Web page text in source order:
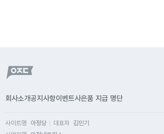
회사소개공지사항이벤트사은품 지급 명단
사이트명 아정당 대표자 김민기